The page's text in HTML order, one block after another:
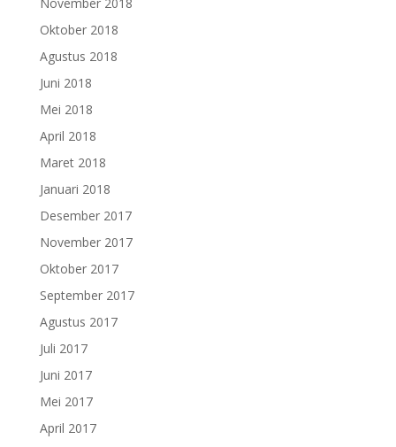
Oktober 2018
Agustus 2018
Juni 2018
Mei 2018
April 2018
Maret 2018
Januari 2018
Desember 2017
November 2017
Oktober 2017
September 2017
Agustus 2017
Juli 2017
Juni 2017
Mei 2017
April 2017